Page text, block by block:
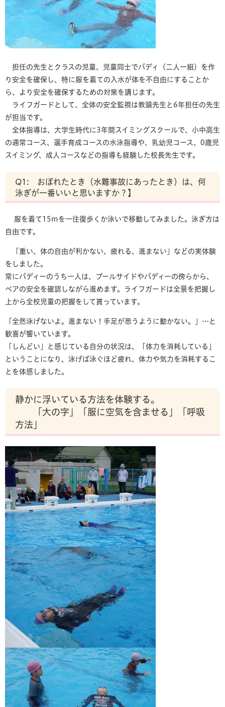
​ 担任の先生とクラスの児童、児童同士でバディ（二人一組）を作
り安全を確保し、特に服を着ての入水が体を不自由にすることか
ら、より安全を確保するための対策を講じます。
ライフガードとして、全体の安全監視は教頭先生と6年担任の先生
が担当です。
全体指導は、大学生時代に3年間スイミングスクールで、小中高生
の通常コース、選手育成コースの水泳指導や、乳幼児コース、0歳児
スイミング、成人コースなどの指導も経験した校長先生です。
Q1: おぼれたとき（水難事故にあったとき）は、何
泳ぎが一番いいと思いますか？】
服を着て15mを一往復歩くか泳いで移動してみました。泳ぎ方は
自由です。
「重い、体の自由が利かない、疲れる、進まない」などの実体験
をしました。
常にバディーのうち一人は、プールサイドやバディーの傍らから、
ペアの安全を確認しながら進めます。ライフガードは全景を把握し
上から全校児童の把握をして貰っています。
「全然泳げないよ。進まない！手足が思うように動かない。」…と
歓喜が響いています。
「しんどい」と感じている自分の状況は、「体力を消耗している」
ということになり、泳げば泳ぐほど疲れ、体力や気力を消耗するこ
とを体感しました。
静かに浮いている方法を体験する。
「大の字」「服に空気を含ませる」「呼吸
方法」